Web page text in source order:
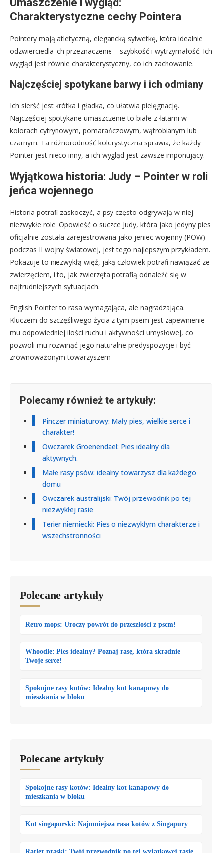
Umaszczenie i wygląd:
Charakterystyczne cechy Pointera
Pointery mają atletyczną, elegancką sylwetkę, która idealnie
odzwierciedla ich przeznaczenie – szybkość i wytrzymałość. Ich
wygląd jest równie charakterystyczny, co ich zachowanie.
Najczęściej spotykane barwy i ich odmiany
Ich sierść jest krótka i gładka, co ułatwia pielęgnację.
Najczęściej spotykane umaszczenie to białe z łatami w
kolorach cytrynowym, pomarańczowym, wątrobianym lub
czarnym. Ta różnorodność kolorystyczna sprawia, że każdy
Pointer jest nieco inny, a ich wygląd jest zawsze imponujący.
Wyjątkowa historia: Judy – Pointer w roli
jeńca wojennego
Historia potrafi zaskoczyć, a psy często odgrywają w niej
niezwykłe role. Opowieść o suczce Judy, która jako jedyny pies
oficjalnie została zarejestrowana jako jeniec wojenny (POW)
podczas II wojny światowej, jest tego najlepszym przykładem.
Pokazuje to niezwykłą więź, jaką człowiek potrafi nawiązać ze
zwierzęciem, i to, jak zwierzęta potrafią odnaleźć się w
najtrudniejszych sytuacjach.
English Pointer to rasa wymagająca, ale nagradzająca.
Kluczem do szczęśliwego życia z tym psem jest zapewnienie
mu odpowiedniej ilości ruchu i aktywności umysłowej, co
pozwoli mu rozwinąć jego naturalne predyspozycje i być
zrównoważonym towarzyszem.
Polecamy również te artykuły:
Pinczer miniaturowy: Mały pies, wielkie serce i
charakter!
Owczarek Groenendael: Pies idealny dla
aktywnych.
Małe rasy psów: idealny towarzysz dla każdego
domu
Owczarek australijski: Twój przewodnik po tej
niezwykłej rasie
Terier niemiecki: Pies o niezwykłym charakterze i
wszechstronności
Polecane artykuły
Retro mops: Uroczy powrót do przeszłości z psem!
Whoodle: Pies idealny? Poznaj rasę, która skradnie
Twoje serce!
Spokojne rasy kotów: Idealny kot kanapowy do
mieszkania w bloku
Polecane artykuły
Spokojne rasy kotów: Idealny kot kanapowy do
mieszkania w bloku
Kot singapurski: Najmniejsza rasa kotów z Singapury
Ratler praski: Twój przewodnik po tej wyjątkowej rasie